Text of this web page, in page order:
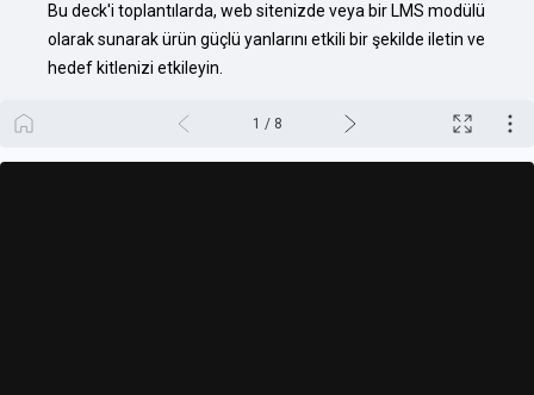
Bu deck'i toplantılarda, web sitenizde veya bir LMS modülü
olarak sunarak ürün güçlü yanlarını etkili bir şekilde iletin ve
hedef kitlenizi etkileyin.